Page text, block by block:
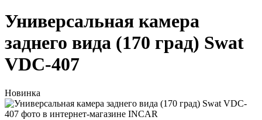
Универсальная камера
заднего вида (170 град) Swat
VDC-407
Новинка